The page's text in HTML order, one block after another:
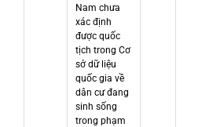
Nam chưa
xác định
được quốc
tịch trong Cơ
sở dữ liệu
quốc gia về
dân cư đang
sinh sống
trong phạm